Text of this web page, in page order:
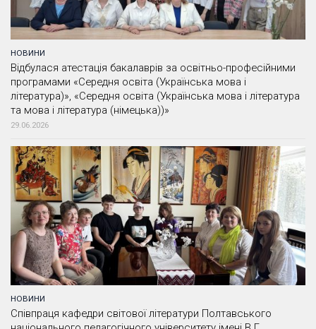
НОВИНИ
Відбулася атестація бакалаврів за освітньо-професійними
програмами «Середня освіта (Українська мова і
література)», «Середня освіта (Українська мова і література
та мова і література (німецька))»
29.06.2026
НОВИНИ
Співпраця кафедри світової літератури Полтавського